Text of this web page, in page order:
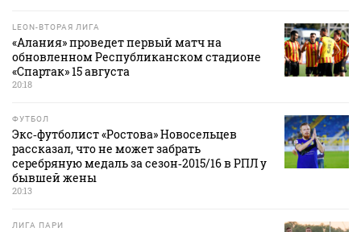
LEON-ВТОРАЯ ЛИГА
«Алания» проведет первый матч на
обновленном Республиканском стадионе
«Спартак» 15 августа
20:18
ФУТБОЛ
Экс‑футболист «Ростова» Новосельцев
рассказал, что не может забрать
серебряную медаль за сезон‑2015/16 в РПЛ у
бывшей жены
20:13
ЛИГА ПАРИ